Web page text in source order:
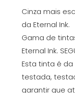
Cinza mais
da Eternal Ink.
Gama de
Eternal Ink.
Esta tinta é
testada,
garantir que